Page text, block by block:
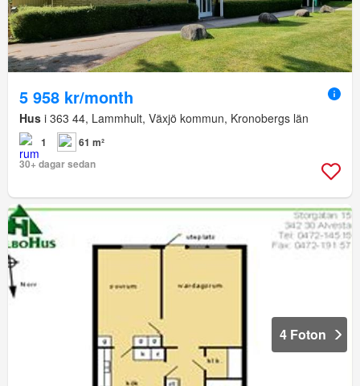
5 958 kr/month
Hus i 363 44, Lammhult, Växjö kommun, Kronobergs län
1
61 m²
30+ dagar sedan
4 Foton